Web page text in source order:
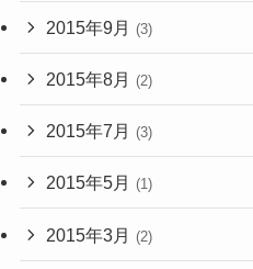
2015年9月 (3)
2015年8月 (2)
2015年7月 (3)
2015年5月 (1)
2015年3月 (2)